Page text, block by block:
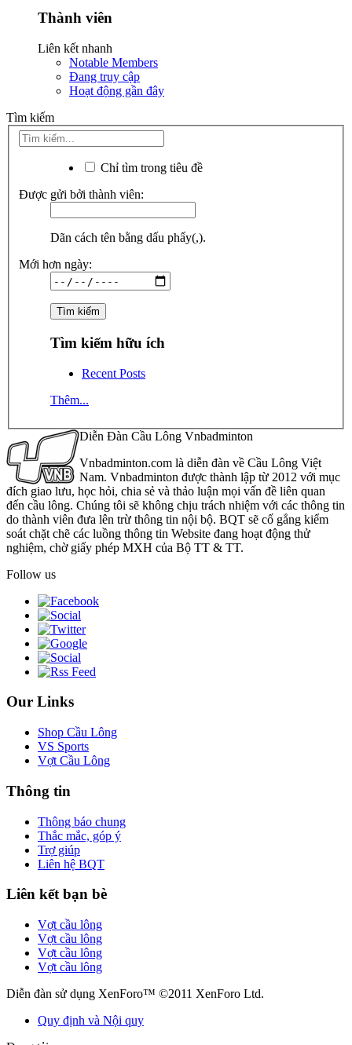
Thành viên
Liên kết nhanh
Notable Members
Đang truy cập
Hoạt động gần đây
Tìm kiếm
Chỉ tìm trong tiêu đề
Được gửi bởi thành viên:
Dãn cách tên bằng dấu phẩy(,).
Mới hơn ngày:
Tìm kiếm hữu ích
Recent Posts
Thêm...
Diễn Đàn Cầu Lông Vnbadminton
Vnbadminton.com là diễn đàn về Cầu Lông Việt
Nam. Vnbadminton được thành lập từ 2012 với mục
đích giao lưu, học hỏi, chia sẻ và thảo luận mọi vấn đề liên quan
đến cầu lông. Chúng tôi sẽ không chịu trách nhiệm với các thông tin
do thành viên đưa lên trừ thông tin nội bộ. BQT sẽ cố gắng kiểm
soát chặt chẽ các luồng thông tin Website đang hoạt động thử
nghiệm, chờ giấy phép MXH của Bộ TT & TT.
Follow us
Our Links
Shop Cầu Lông
VS Sports
Vợt Cầu Lông
Thông tin
Thông báo chung
Thắc mắc, góp ý
Trợ giúp
Liên hệ BQT
Liên kết bạn bè
Vợt cầu lông
Vợt cầu lông
Vợt cầu lông
Vợt cầu lông
Diễn đàn sử dụng XenForo™ ©2011 XenForo Ltd.
Quy định và Nội quy